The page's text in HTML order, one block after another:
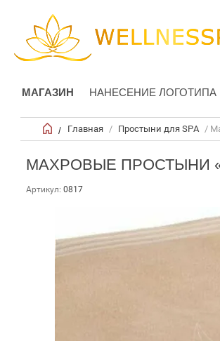
МАГАЗИН НАНЕСЕНИЕ ЛОГОТИПА
/ Главная / Простыни для SPA /
МАХРОВЫЕ ПРОСТЫНИ
Артикул: 0817